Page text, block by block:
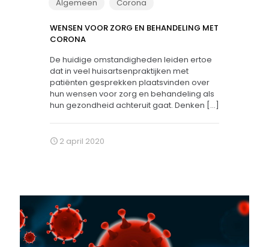
Algemeen Corona
WENSEN VOOR ZORG EN BEHANDELING MET
CORONA
De huidige omstandigheden leiden ertoe
dat in veel huisartsenpraktijken met
patiënten gesprekken plaatsvinden over
hun wensen voor zorg en behandeling als
hun gezondheid achteruit gaat. Denken […]
2 april 2020